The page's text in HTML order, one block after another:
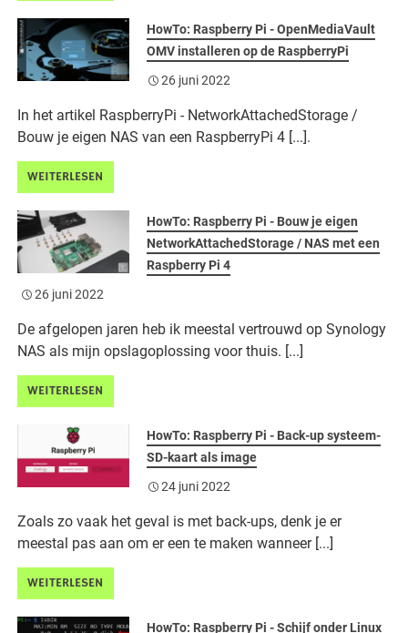
HowTo: Raspberry Pi - OpenMediaVault
OMV installeren op de RaspberryPi
26 juni 2022
In het artikel RaspberryPi - NetworkAttachedStorage /
Bouw je eigen NAS van een RaspberryPi 4 [...].
WEITERLESEN
HowTo: Raspberry Pi - Bouw je eigen
NetworkAttachedStorage / NAS met een
Raspberry Pi 4
26 juni 2022
De afgelopen jaren heb ik meestal vertrouwd op Synology
NAS als mijn opslagoplossing voor thuis. [...]
WEITERLESEN
HowTo: Raspberry Pi - Back-up systeem-
SD-kaart als image
24 juni 2022
Zoals zo vaak het geval is met back-ups, denk je er
meestal pas aan om er een te maken wanneer [...]
WEITERLESEN
HowTo: Raspberry Pi - Schijf onder Linux